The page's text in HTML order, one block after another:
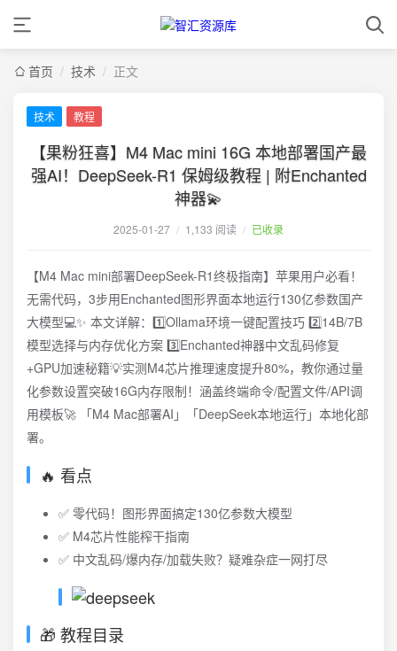
首页 / 技术 / 正文
技术 教程
【果粉狂喜】M4 Mac mini 16G 本地部署国产最
强AI！DeepSeek-R1 保姆级教程 | 附Enchanted
神器💫
2025-01-27 / 1,133 阅读 / 已收录
【M4 Mac mini部署DeepSeek-R1终极指南】苹果用户必看！
无需代码，3步用Enchanted图形界面本地运行130亿参数国产
大模型💻✨ 本文详解：1️⃣Ollama环境一键配置技巧 2️⃣14B/7B
模型选择与内存优化方案 3️⃣Enchanted神器中文乱码修复
+GPU加速秘籍💡实测M4芯片推理速度提升80%，教你通过量
化参数设置突破16G内存限制！涵盖终端命令/配置文件/API调
用模板🚀 「M4 Mac部署AI」「DeepSeek本地运行」本地化部
署。
🔥 看点
✅ 零代码！图形界面搞定130亿参数大模型
✅ M4芯片性能榨干指南
✅ 中文乱码/爆内存/加载失败？疑难杂症一网打尽
🎁 教程目录